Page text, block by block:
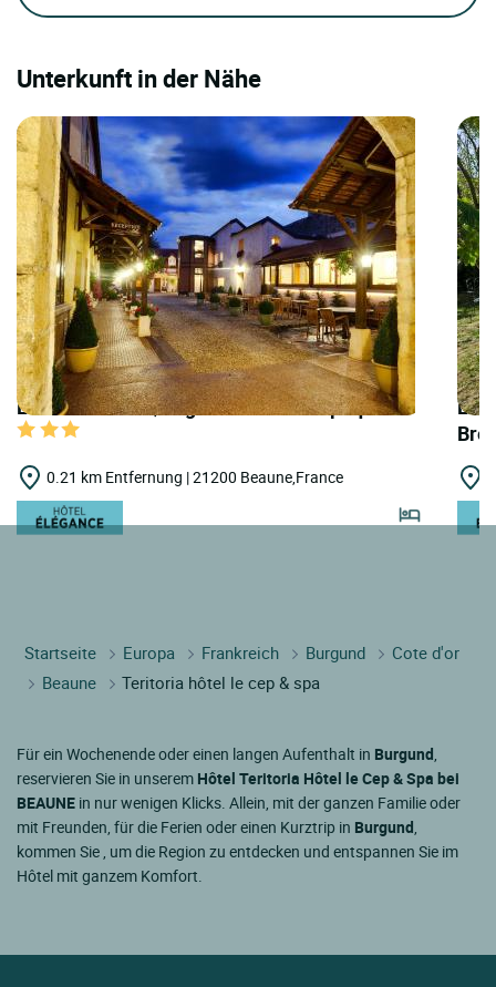
Unterkunft in der Nähe
LOGIS HOTELS | Logis Hôtel Belle Epoque
0.21 km Entfernung | 21200 Beaune,France
Startseite Europa Frankreich Burgund
Cote d'or
Beaune
Teritoria hôtel le cep & spa
Für ein Wochenende oder einen langen Aufenthalt in Burgund,
reservieren Sie in unserem Hôtel Teritoria Hôtel le Cep & Spa bei
BEAUNE in nur wenigen Klicks. Allein, mit der ganzen Familie oder
mit Freunden, für die Ferien oder einen Kurztrip in Burgund,
kommen Sie , um die Region zu entdecken und entspannen Sie im
Hôtel mit ganzem Komfort.